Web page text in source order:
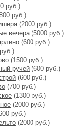
руб.)
руб.)
(2000 руб.)
вечера(5000 руб.)
(600 руб.)
(1500 руб.)
ручей (600 руб.)
(600 руб.)
(700 руб.)
(1300 руб.)
(2000 руб.)
руб.)
(2000 руб.)